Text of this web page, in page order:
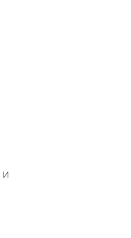
и